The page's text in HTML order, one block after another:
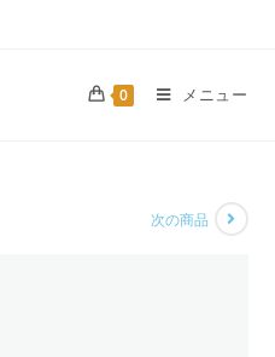
0 メニュー
次の商品